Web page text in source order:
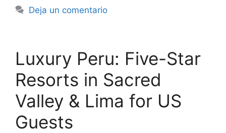
Deja un comentario
Luxury Peru: Five-Star
Resorts in Sacred
Valley & Lima for US
Guests